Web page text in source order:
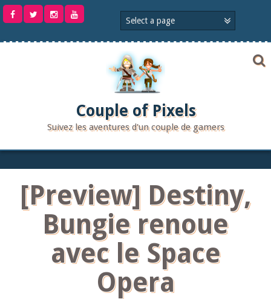
Aller
Couple of Pixels
Suivez les aventures d'un couple de gamers
[Preview] Destiny,
Bungie renoue
avec le Space
Opera